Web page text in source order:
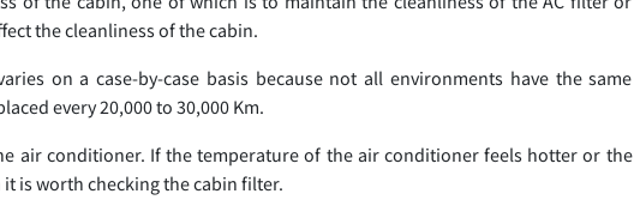
the cleanliness of the cabin.
on a case-by-case basis because not all environments have the same
every 20,000 to 30,000 Km.
air conditioner. If the temperature of the air conditioner feels hotter or the
is worth checking the cabin filter.